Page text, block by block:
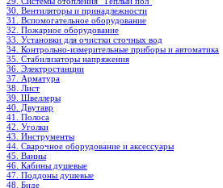
30. Вентиляторы и принадлежности
31. Вспомогательное оборудование
32. Пожарное оборудование
33. Установки для очистки сточных вод
34. Контрольно-измерительные приборы и автоматика
35. Стабилизаторы напряжения
36. Электростанции
37. Арматура
38. Лист
39. Швеллеры
40. Двутавр
41. Полоса
42. Уголки
43. Инструменты
44. Сварочное оборудование и аксессуары
45. Ванны
46. Кабины душевые
47. Поддоны душевые
48. Биде